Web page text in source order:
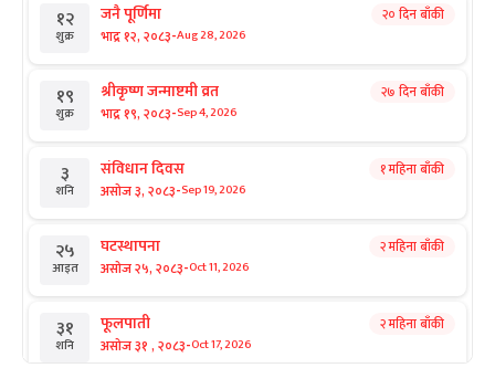
१२
शुक्र
जनै पूर्णिमा
भाद्र १२, २०८३-Aug 28, 2026
२० दिन बाँकी
१९
शुक्र
श्रीकृष्ण जन्माष्टमी व्रत
भाद्र १९, २०८३-Sep 4, 2026
२७ दिन बाँकी
३
शनि
संविधान दिवस
असोज ३, २०८३-Sep 19, 2026
१ महिना बाँकी
२५
आइत
घटस्थापना
असोज २५, २०८३-Oct 11, 2026
२ महिना बाँकी
३१
शनि
फूलपाती
असोज ३१ , २०८३-Oct 17, 2026
२ महिना बाँकी